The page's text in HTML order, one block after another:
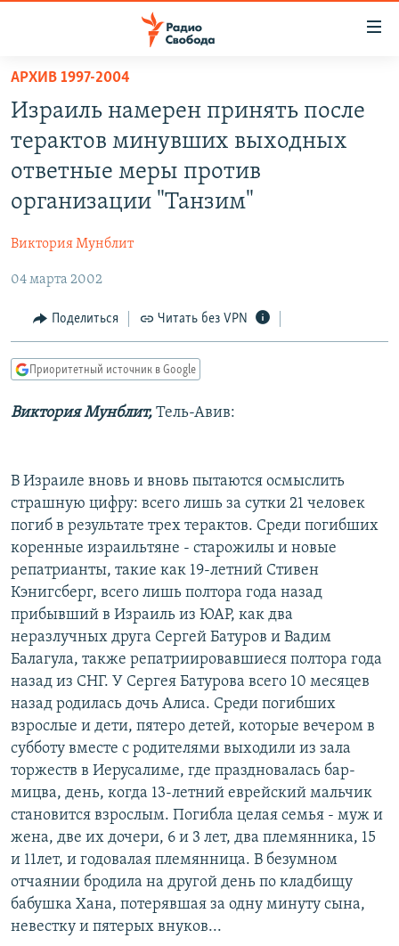
упрощенного
доступа
основному
содержанию
Вернутся
навигации
Вернутся
поиску
ПОДКАСТЫ
АВТОРСКИЕ ПРОЕКТЫ
КУЛЬТУРА
IDEL.РЕАЛИИ
КАВКАЗ.РЕАЛИИ
СИБИРЬ.РЕАЛИИ
РАСПИСАНИЕ ВЕЩАНИЯ
СОЦИАЛЬНЫЕ СЕТИ
Все сайты РСЕ/РС
АРХИВ 1997-2004
Израиль намерен принять после
терактов минувших выходных
ответные меры против
организации "Танзим"
Виктория Мунблит
04 марта 2002
Поделиться Читать без VPN
Приоритетный источник в Google
Виктория Мунблит, Тель-Авив:
В Израиле вновь и вновь пытаются осмыслить
страшную цифру: всего лишь за сутки 21 человек
погиб в результате трех терактов. Среди погибших
коренные израильтяне - старожилы и новые
репатрианты, такие как 19-летний Стивен
Кэнигсберг, всего лишь полтора года назад
прибывший в Израиль из ЮАР, как два
неразлучных друга Сергей Батуров и Вадим
Балагула, также репатриировавшиеся полтора года
назад из СНГ. У Сергея Батурова всего 10 месяцев
назад родилась дочь Алиса. Среди погибших
взрослые и дети, пятеро детей, которые вечером в
субботу вместе с родителями выходили из зала
торжеств в Иерусалиме, где праздновалась бар-
мицва, день, когда 13-летний еврейский мальчик
становится взрослым. Погибла целая семья - муж и
жена, две их дочери, 6 и 3 лет, два племянника, 15
и 11лет, и годовалая племянница. В безумном
отчаянии бродила на другой день по кладбищу
бабушка Хана, потерявшая за одну минуту сына,
невестку и пятерых внуков...